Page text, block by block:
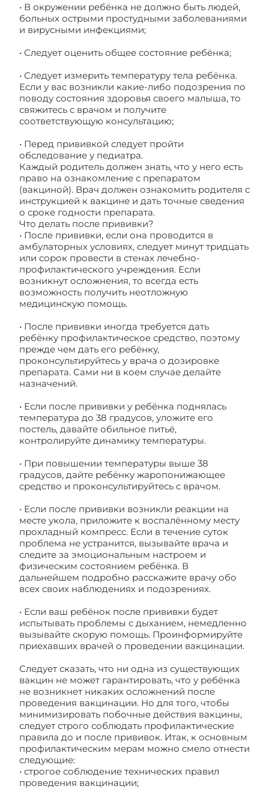
• В окружении ребёнка не должно быть людей,
больных острыми простудными заболеваниями
и вирусными инфекциями;
• Следует оценить общее состояние ребёнка;
• Следует измерить температуру тела ребёнка.
Если у вас возникли какие-либо подозрения по
поводу состояния здоровья своего малыша, то
свяжитесь с врачом и получите
соответствующую консультацию;
• Перед прививкой следует пройти
обследование у педиатра.
Каждый родитель должен знать, что у него есть
право на ознакомление с препаратом
(вакциной). Врач должен ознакомить родителя с
инструкцией к вакцине и дать точные сведения
о сроке годности препарата.
Что делать после прививки?
• После прививки, если она проводится в
амбулаторных условиях, следует минут тридцать
или сорок провести в стенах лечебно-
профилактического учреждения. Если
возникнут осложнения, то всегда есть
возможность получить неотложную
медицинскую помощь.
• После прививки иногда требуется дать
ребёнку профилактическое средство, поэтому
прежде чем дать его ребёнку,
проконсультируйтесь у врача о дозировке
препарата. Сами ни в коем случае делайте
назначений.
• Если после прививки у ребёнка поднялась
температура до 38 градусов, уложите его
постель, давайте обильное питьё,
контролируйте динамику температуры.
• При повышении температуры выше 38
градусов, дайте ребёнку жаропонижающее
средство и проконсультируйтесь с врачом.
• Если после прививки возникли реакции на
месте укола, приложите к воспалённому месту
прохладный компресс. Если в течение суток
проблема не устранится, вызывайте врача и
следите за эмоциональным настроем и
физическим состоянием ребёнка. В
дальнейшем подробно расскажите врачу обо
всех своих наблюдениях и подозрениях.
• Если ваш ребёнок после прививки будет
испытывать проблемы с дыханием, немедленно
вызывайте скорую помощь. Проинформируйте
приехавших врачей о проведении вакцинации.
Следует сказать, что ни одна из существующих
вакцин не может гарантировать, что у ребёнка
не возникнет никаких осложнений после
проведения вакцинации. Но для того, чтобы
минимизировать побочные действия вакцины,
следует строго соблюдать профилактические
правила до и после прививок. Итак, к основным
профилактическим мерам можно смело отнести
следующие:
• строгое соблюдение технических правил
проведения вакцинации;